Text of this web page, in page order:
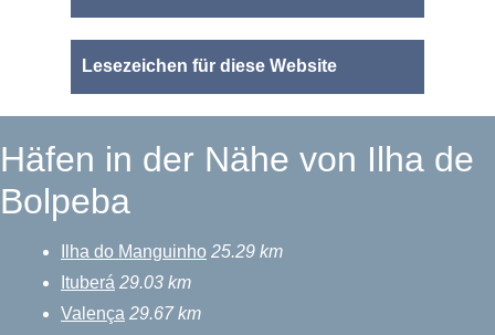
Lesezeichen für diese Website
Häfen in der Nähe von Ilha de
Bolpeba
Ilha do Manguinho 25.29 km
Ituberá 29.03 km
Valença 29.67 km